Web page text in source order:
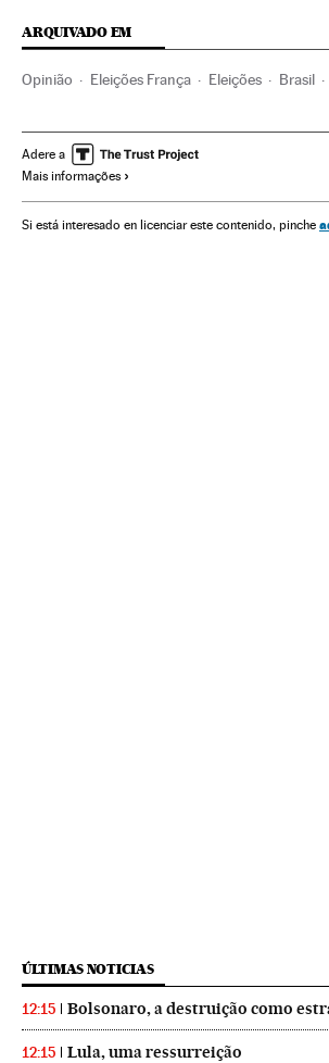
ARQUIVADO EM
Opinião Eleições França Eleições Brasil
Presidenciales Francia 2017
Adere a
Mais informações
Si está interesado en licenciar este contenido, pinche
ÚLTIMAS NOTICIAS
12:15 Bolsonaro, a destruição como
12:15 Lula, uma ressurreição